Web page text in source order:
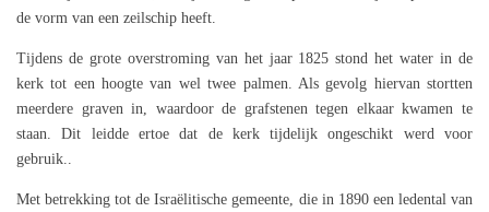
de vorm van een zeilschip heeft.
Tijdens de grote overstroming van het jaar 1825 stond het water in de
kerk tot een hoogte van wel twee palmen. Als gevolg hiervan stortten
meerdere graven in, waardoor de grafstenen tegen elkaar kwamen te
staan. Dit leidde ertoe dat de kerk tijdelijk ongeschikt werd voor
gebruik..
Met betrekking tot de Israëlitische gemeente, die in 1890 een ledental van